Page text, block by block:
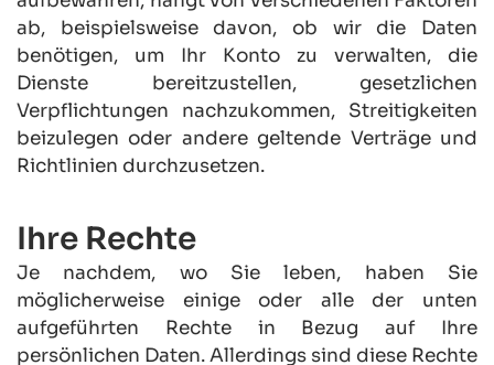
ab, beispielsweise davon, ob wir die Daten
benötigen, um Ihr Konto zu verwalten, die
Dienste bereitzustellen, gesetzlichen
Verpflichtungen nachzukommen, Streitigkeiten
beizulegen oder andere geltende Verträge und
Richtlinien durchzusetzen.
Ihre Rechte
Je nachdem, wo Sie leben, haben Sie
möglicherweise einige oder alle der unten
aufgeführten Rechte in Bezug auf Ihre
persönlichen Daten. Allerdings sind diese Rechte